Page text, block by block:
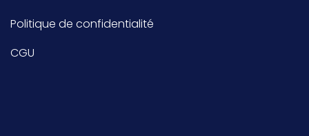
Politique de confidentialité
CGU